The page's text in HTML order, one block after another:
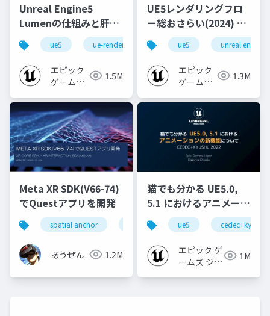
Unreal Engine5
Lumenの仕組みと肝心
なところ
ue5 ue-rendering ue-lumen
エピック
ゲームズ
1.5M
UE5レンダリングフロ
ー総おさらい(2024) 基
礎編！
[CEDEC+KYUSHU
2024]
ue5 unreal engine
エピック
ゲームズ
1.3M
Meta XR SDK(V66-74)
でQuestアプリを開発
spatial anchor quest pro
あうぜん 1.2M
猫でも分かる UE5.0,
5.1 におけるアニメーシ
ョンの新機能について
【CEDEC+KYUSHU
2022】
ue5 cedec+kyushu
エピック ゲ
ームズ ジャ
1M